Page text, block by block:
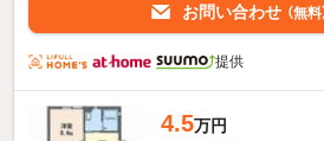
お問い合わせ （無料
提供
4.5万円